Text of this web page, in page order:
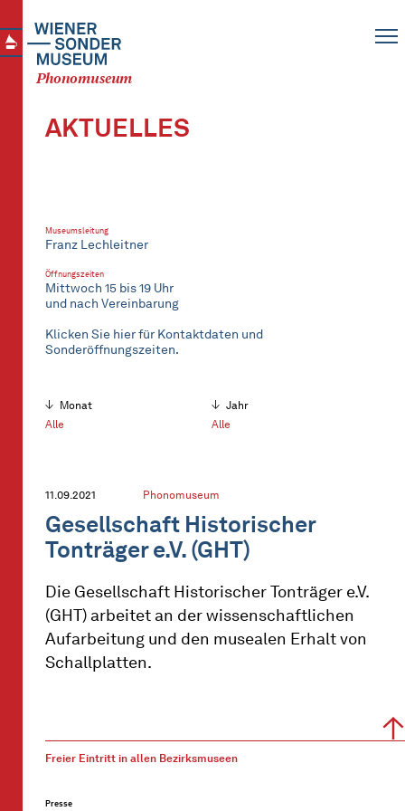
Phonomuseum
AKTUELLES
Museumsleitung
Franz Lechleitner
Öffnungszeiten
Mittwoch 15 bis 19 Uhr
und nach Vereinbarung
Klicken Sie hier für Kontaktdaten und
Sonderöffnungszeiten.
Monat
Alle
Jahr
Alle
11.09.2021 Phonomuseum
Gesellschaft Historischer
Tonträger e.V. (GHT)
Die Gesellschaft Historischer Tonträger e.V.
(GHT) arbeitet an der wissenschaftlichen
Aufarbeitung und den musealen Erhalt von
Schallplatten.
Freier Eintritt in allen Bezirksmuseen
Presse